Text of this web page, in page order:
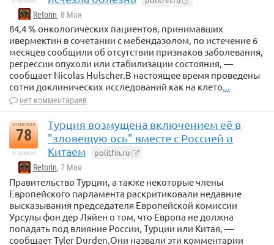
Retorin, 8 Мая
84,4 % онкологических пациентов, принимавших
ивермектин в сочетании с мебендазолом, по истечение 6
месяцев сообщили об отсутствии признаков заболевания,
регрессии опухоли или стабилизации состояния, —
сообщает Nicolas Hulscher.В настоящее время проведены
сотни доклинических исследований как на клето...
нет комментариев
отметили
78
в архиве
Турция возмущена включением её в
"зловещую ось" вместе с Россией и
Китаем
politfin.ru
Retorin, 7 Мая
Правительство Турции, а также некоторые члены
Европейского парламента раскритиковали недавние
высказывания председателя Европейской комиссии
Урсулы фон дер Ляйен о том, что Европа не должна
попадать под влияние России, Турции или Китая, —
сообщает Tyler Durden.Они назвали эти комментарии